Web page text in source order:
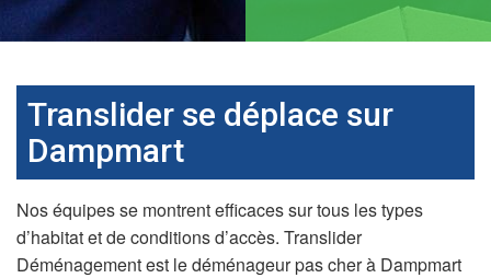
Translider se déplace sur
Dampmart
Nos équipes se montrent efficaces sur tous les types
d’habitat et de conditions d’accès. Translider
Déménagement est le déménageur pas cher à Dampmart